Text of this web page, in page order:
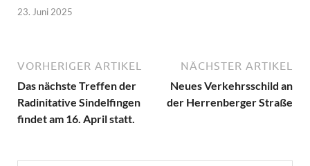
23. Juni 2025
VORHERIGER ARTIKEL
Das nächste Treffen der
Radinitative Sindelfingen
findet am 16. April statt.
NÄCHSTER ARTIKEL
Neues Verkehrsschild an
der Herrenberger Straße